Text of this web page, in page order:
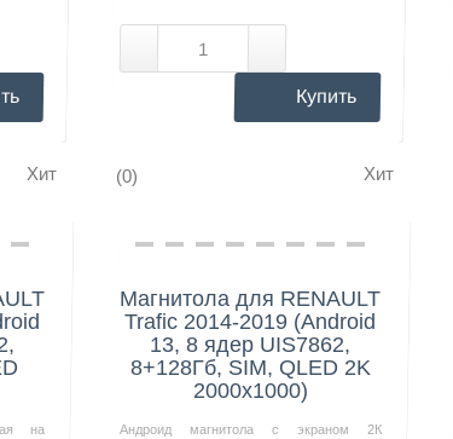
Купить
Хит
на
(0) Хит
Нашли дешевле?
Магнитола для RENAULT
Trafic 2014-2019 (Android
13, 8 ядер UIS7862,
8+128Гб, SIM, QLED 2K
2000x1000)
Андроид магнитола с экраном 2К